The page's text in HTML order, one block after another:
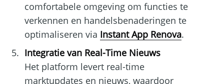
comfortabele omgeving om functies te
verkennen en handelsbenaderingen te
optimaliseren via Instant App Renova.
Integratie van Real-Time Nieuws
Het platform levert real-time
marktupdates en nieuws, waardoor